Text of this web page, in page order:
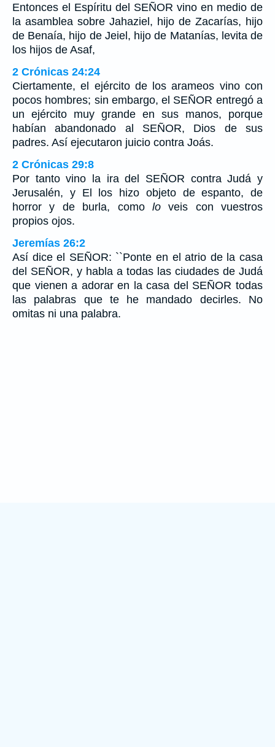
Entonces el Espíritu del SEÑOR vino en medio de
la asamblea sobre Jahaziel, hijo de Zacarías, hijo
de Benaía, hijo de Jeiel, hijo de Matanías, levita de
los hijos de Asaf,
2 Crónicas 24:24
Ciertamente, el ejército de los arameos vino con
pocos hombres; sin embargo, el SEÑOR entregó a
un ejército muy grande en sus manos, porque
habían abandonado al SEÑOR, Dios de sus
padres. Así ejecutaron juicio contra Joás.
2 Crónicas 29:8
Por tanto vino la ira del SEÑOR contra Judá y
Jerusalén, y El los hizo objeto de espanto, de
horror y de burla, como loveis con vuestros
propios ojos.
Jeremías 26:2
Así dice el SEÑOR: ``Ponte en el atrio de la casa
del SEÑOR, y habla a todas las ciudades de Judá
que vienen a adorar en la casa del SEÑOR todas
las palabras que te he mandado decirles. No
omitas ni una palabra.